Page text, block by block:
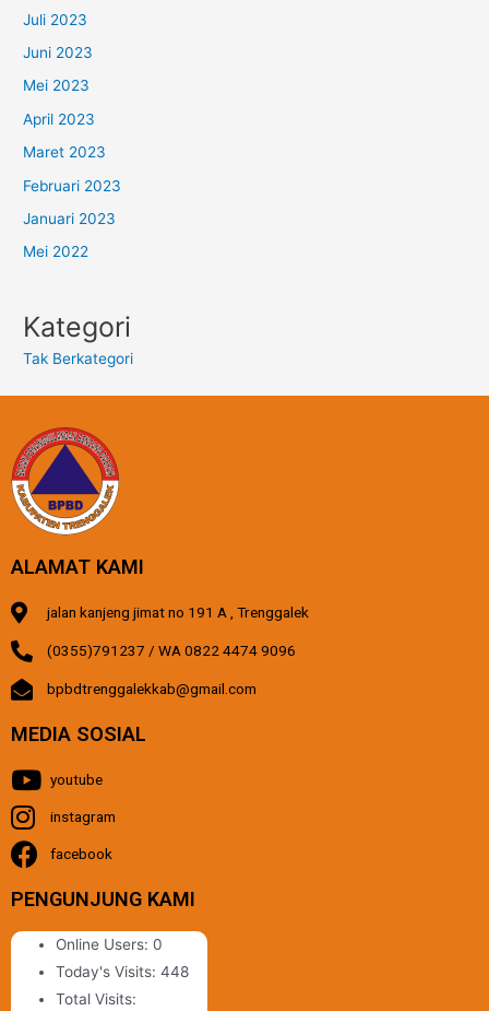
Juli 2023
Juni 2023
Mei 2023
April 2023
Maret 2023
Februari 2023
Januari 2023
Mei 2022
Kategori
Tak Berkategori
ALAMAT KAMI
jalan kanjeng jimat no 191 A , Trenggalek
(0355)791237 / WA 0822 4474 9096
bpbdtrenggalekkab@gmail.com
MEDIA SOSIAL
youtube
instagram
facebook
PENGUNJUNG KAMI
Online Users:0
Today's Visits:448
Total Visits: